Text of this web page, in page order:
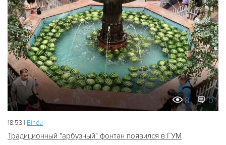
8 0
18:53 | Bindu
Традиционный "арбузный" фонтан появился в ГУМ